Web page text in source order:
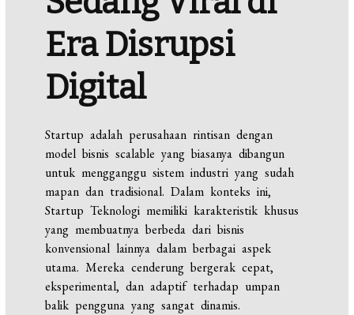
Era Disrupsi
Digital
Startup adalah perusahaan rintisan dengan
model bisnis scalable yang biasanya dibangun
untuk mengganggu sistem industri yang sudah
mapan dan tradisional. Dalam konteks ini,
Startup Teknologi memiliki karakteristik khusus
yang membuatnya berbeda dari bisnis
konvensional lainnya dalam berbagai aspek
utama. Mereka cenderung bergerak cepat,
eksperimental, dan adaptif terhadap umpan
balik pengguna yang sangat dinamis.